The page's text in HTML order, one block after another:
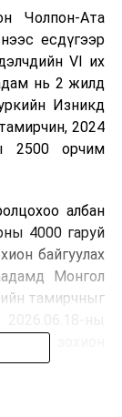
Чолпон-Ата
есдүгээр
VI их
нь 2 жилд
Изникд
2024
2500 орчим
албан
4000 гаруй
байгуулах
Монгол
тамирчныг
зохион
бөхийн